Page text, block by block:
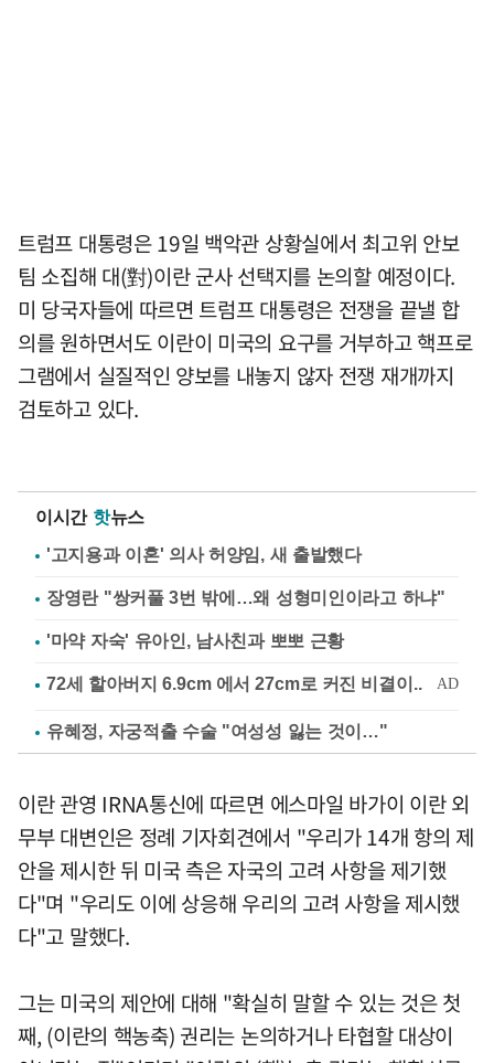
트럼프 대통령은 19일 백악관 상황실에서 최고위 안보
팀 소집해 대(對)이란 군사 선택지를 논의할 예정이다.
미 당국자들에 따르면 트럼프 대통령은 전쟁을 끝낼 합
의를 원하면서도 이란이 미국의 요구를 거부하고 핵프로
그램에서 실질적인 양보를 내놓지 않자 전쟁 재개까지
검토하고 있다.
이시간 핫뉴스
'고지용과 이혼' 의사 허양임, 새 출발했다
장영란 "쌍커풀 3번 밖에…왜 성형미인이라고 하냐"
'마약 자숙' 유아인, 남사친과 뽀뽀 근황
유혜정, 자궁적출 수술 "여성성 잃는 것이…"
이란 관영 IRNA통신에 따르면 에스마일 바가이 이란 외
무부 대변인은 정례 기자회견에서 "우리가 14개 항의 제
안을 제시한 뒤 미국 측은 자국의 고려 사항을 제기했
다"며 "우리도 이에 상응해 우리의 고려 사항을 제시했
다"고 말했다.
그는 미국의 제안에 대해 "확실히 말할 수 있는 것은 첫
째, (이란의 핵농축) 권리는 논의하거나 타협할 대상이